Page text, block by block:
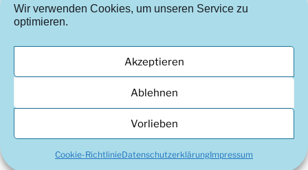
Wir verwenden Cookies, um unseren Service zu
optimieren.
Akzeptieren
Ablehnen
Vorlieben
Cookie-RichtlinieDatenschutzerklärungImpressum
Cookie-
Richtlinie